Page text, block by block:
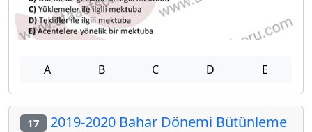
A B C D E
17 2019-2020 Bahar Dönemi Bütünleme